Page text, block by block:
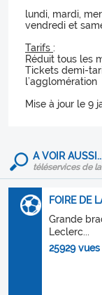
lundi, mardi,
vendredi
Tarifs :
Réduit tous les
Tickets demi-
l’agglomération
Mise à jour le 9
A VOIR
téléservices de
FOIRE DE
Grande
Leclerc...
25929 vues